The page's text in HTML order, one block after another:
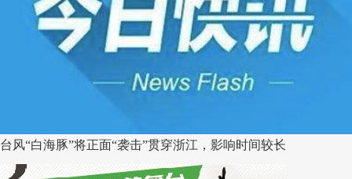
台风“白海豚”将正面“袭击”贯穿浙江，影响时间较长